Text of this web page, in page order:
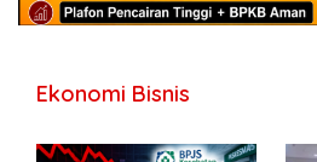
Ekonomi Bisnis